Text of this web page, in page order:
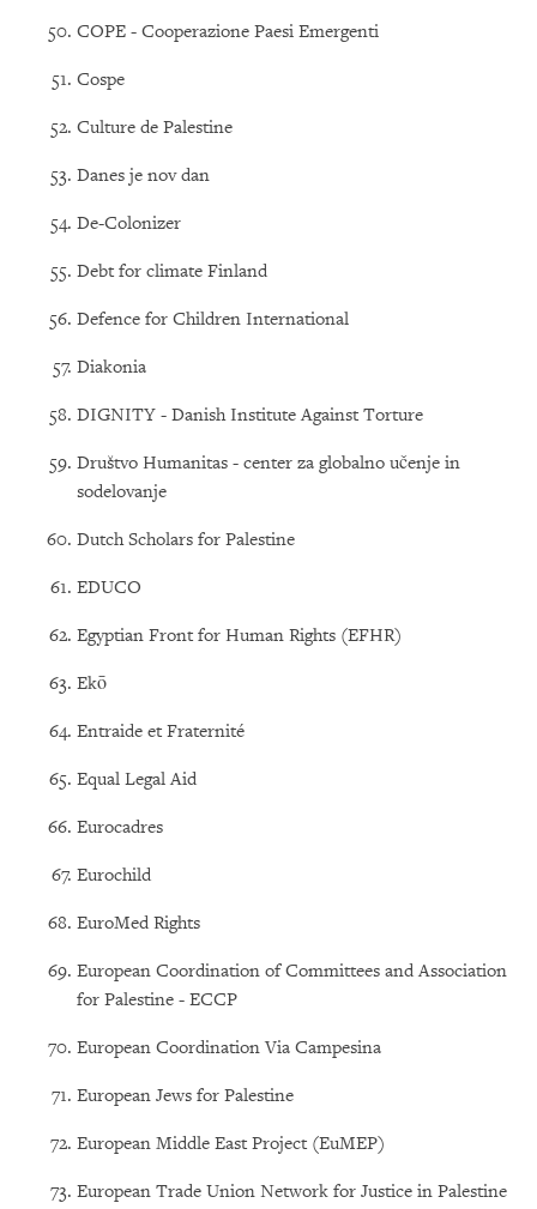
COPE - Cooperazione Paesi Emergenti
Cospe
Culture de Palestine
Danes je nov dan
De-Colonizer
Debt for climate Finland
Defence for Children International
Diakonia
DIGNITY - Danish Institute Against Torture
Društvo Humanitas - center za globalno učenje in
sodelovanje
Dutch Scholars for Palestine
EDUCO
Egyptian Front for Human Rights (EFHR)
Ekō
Entraide et Fraternité
Equal Legal Aid
Eurocadres
Eurochild
EuroMed Rights
European Coordination of Committees and Association
for Palestine - ECCP
European Coordination Via Campesina
European Jews for Palestine
European Middle East Project (EuMEP)
European Trade Union Network for Justice in Palestine